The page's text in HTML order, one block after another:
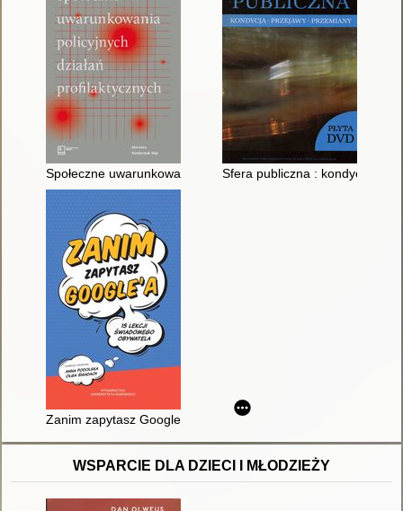
Społeczne uwarunkowania policyjnych działań profilaktycznych
Sfera publiczna : kondycja,
Zanim zapytasz Google'a : 15 lekcji świadomego obywatela
WSPARCIE DLA DZIECI I MŁODZIEŻY